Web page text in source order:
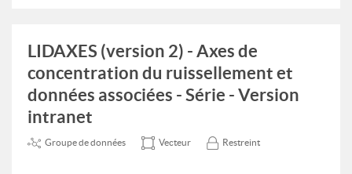
LIDAXES (version 2) - Axes de
concentration du ruissellement et
données associées - Série - Version
intranet
Groupe de données Vecteur Restreint